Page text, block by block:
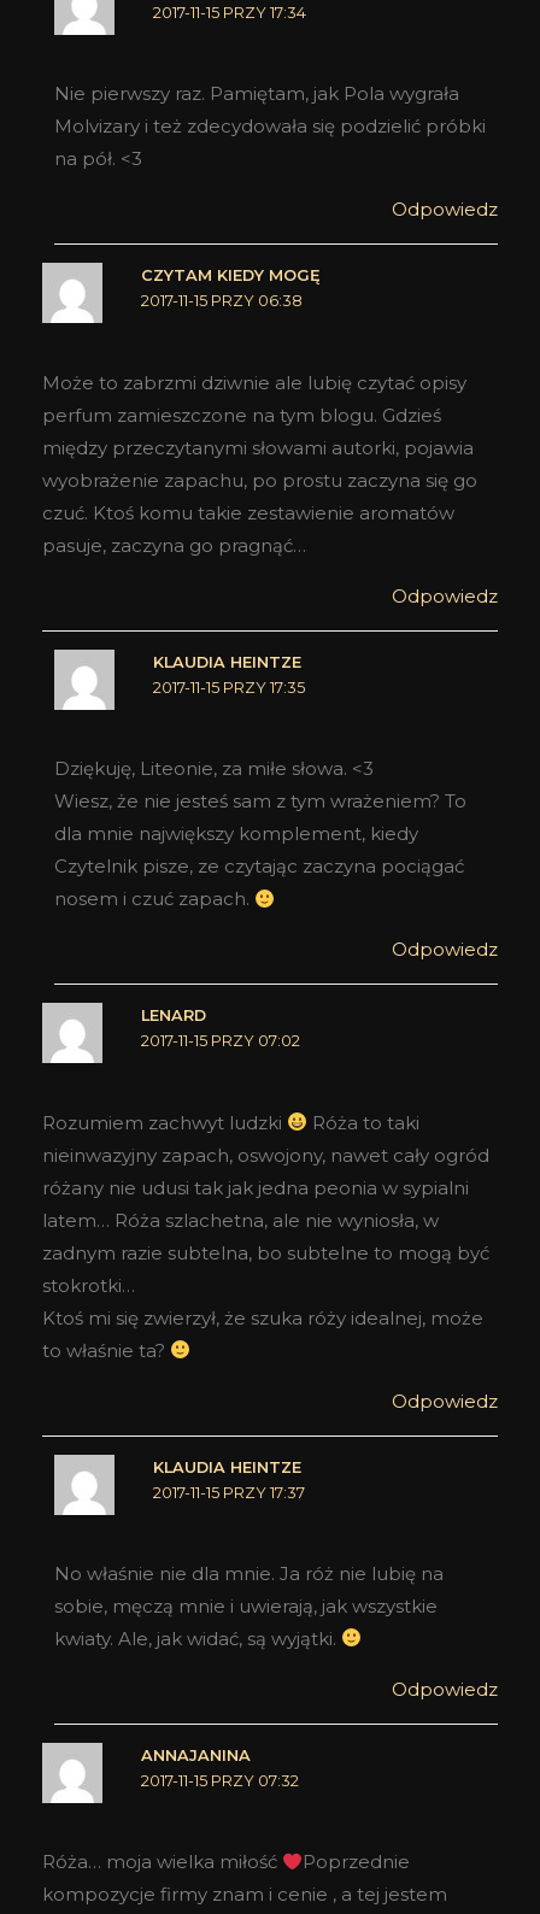
2017-11-15 PRZY 17:34
Nie pierwszy raz. Pamiętam, jak Pola wygrała
Molvizary i też zdecydowała się podzielić próbki
na pół. <3
Odpowiedz
CZYTAM KIEDY MOGĘ
2017-11-15 PRZY 06:38
Może to zabrzmi dziwnie ale lubię czytać opisy
perfum zamieszczone na tym blogu. Gdzieś
między przeczytanymi słowami autorki, pojawia
wyobrażenie zapachu, po prostu zaczyna się go
czuć. Ktoś komu takie zestawienie aromatów
pasuje, zaczyna go pragnąć…
Odpowiedz
KLAUDIA HEINTZE
2017-11-15 PRZY 17:35
Dziękuję, Liteonie, za miłe słowa. <3
Wiesz, że nie jesteś sam z tym wrażeniem? To
dla mnie największy komplement, kiedy
Czytelnik pisze, ze czytając zaczyna pociągać
nosem i czuć zapach.
Odpowiedz
LENARD
2017-11-15 PRZY 07:02
Rozumiem zachwyt ludzki
Róża to taki
nieinwazyjny zapach, oswojony, nawet cały ogród
różany nie udusi tak jak jedna peonia w sypialni
latem… Róża szlachetna, ale nie wyniosła, w
zadnym razie subtelna, bo subtelne to mogą być
stokrotki…
Ktoś mi się zwierzył, że szuka róży idealnej, może
to właśnie ta?
Odpowiedz
KLAUDIA HEINTZE
2017-11-15 PRZY 17:37
No właśnie nie dla mnie. Ja róż nie lubię na
sobie, męczą mnie i uwierają, jak wszystkie
kwiaty. Ale, jak widać, są wyjątki.
Odpowiedz
ANNAJANINA
2017-11-15 PRZY 07:32
Róża… moja wielka miłość
Poprzednie
kompozycje firmy znam i cenie , a tej jestem